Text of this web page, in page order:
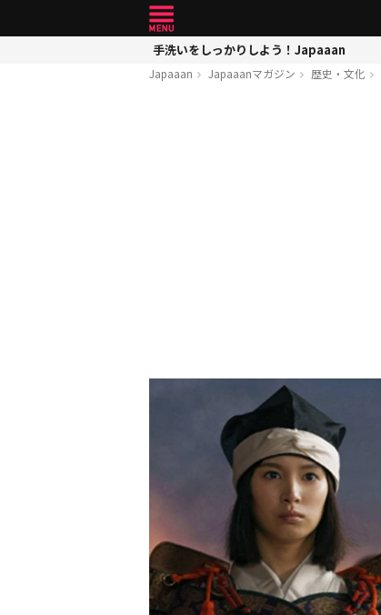
手洗いをしっかりしよう！Japaaan
Japaaan Japaaanマガジン 歴史・文化